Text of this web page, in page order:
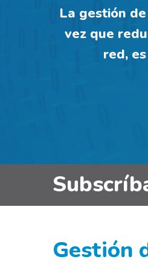
La gestión
vez que
red,
Gestión